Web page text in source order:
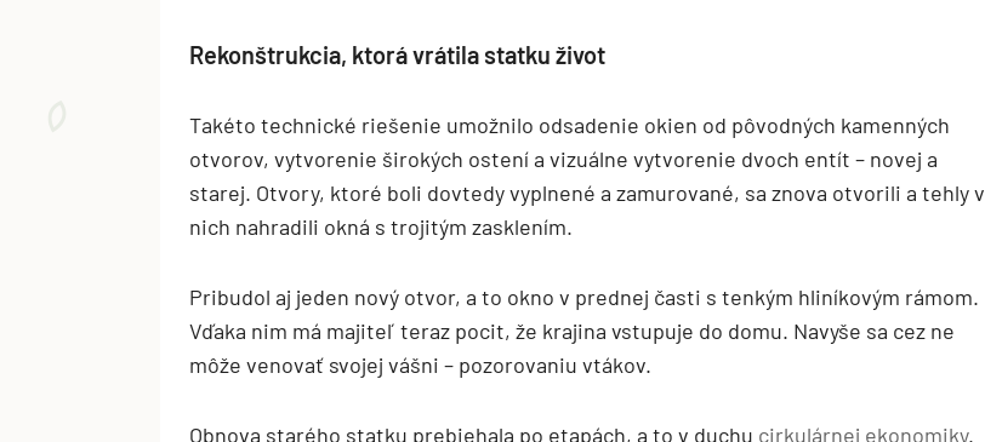
Rekonštrukcia, ktorá vrátila statku život
Takéto technické riešenie umožnilo odsadenie okien od pôvodných kamenných
otvorov, vytvorenie širokých ostení a vizuálne vytvorenie dvoch entít – novej a
starej. Otvory, ktoré boli dovtedy vyplnené a zamurované, sa znova otvorili a tehly v
nich nahradili okná s trojitým zasklením.
Pribudol aj jeden nový otvor, a to okno v prednej časti s tenkým hliníkovým rámom.
Vďaka nim má majiteľ teraz pocit, že krajina vstupuje do domu. Navyše sa cez ne
môže venovať svojej vášni – pozorovaniu vtákov.
Obnova starého statku prebiehala po etapách, a to v duchu cirkulárnej ekonomiky.